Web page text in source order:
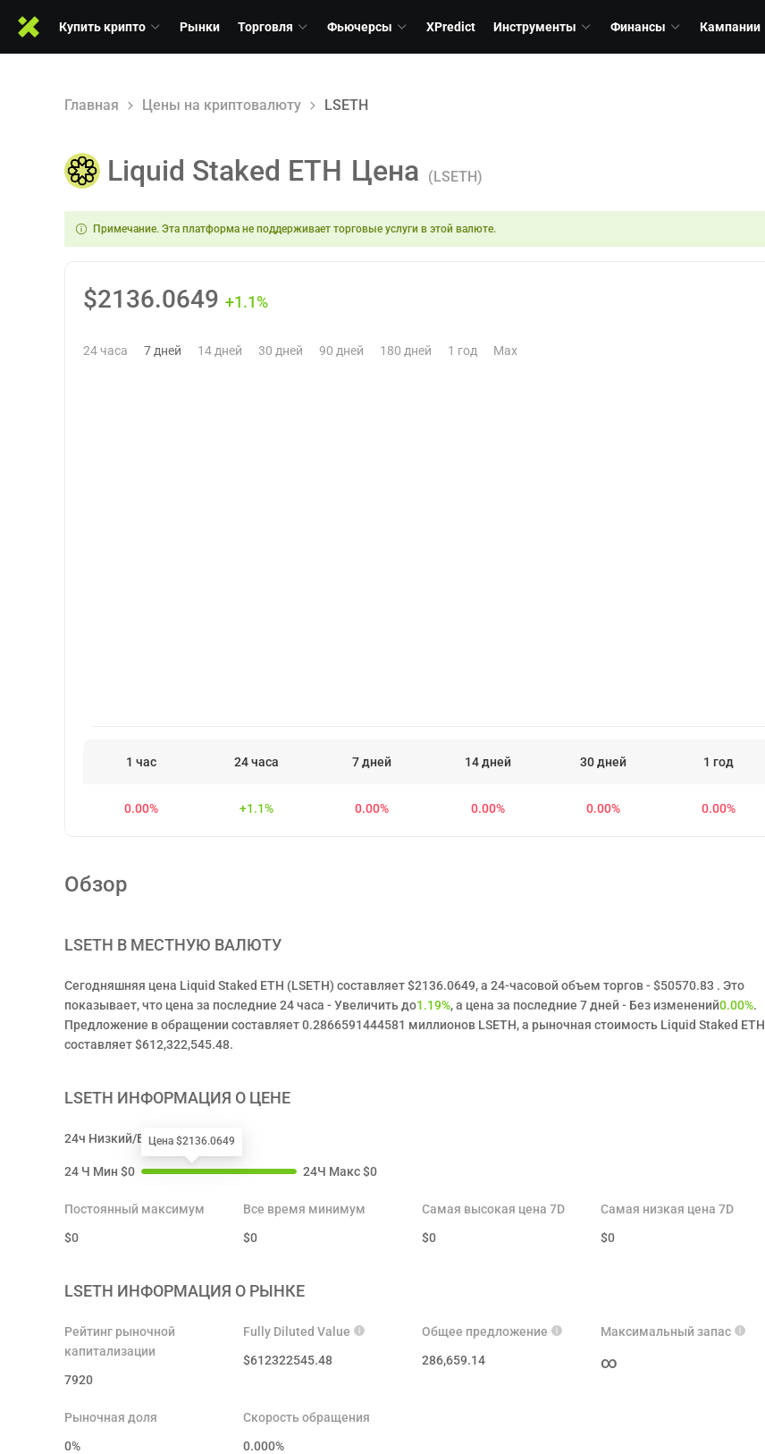
Купить крипто Рынки Торговля Фьючерсы XPredict Инструменты Финансы Кампании
Главная Цены на криптовалюту LSETH
Liquid Staked ETH Цена (LSETH)
Примечание. Эта платформа не поддерживает торговые услуги в этой валюте.
$2136.0649 +1.1%
24 часа 7 дней 14 дней 30 дней 90 дней 180 дней 1 год Max
1 час 24 часа 7 дней 14 дней 30 дней 1 год
0.00% +1.1% 0.00% 0.00% 0.00% 0.00%
Обзор
LSETH В МЕСТНУЮ ВАЛЮТУ
Сегодняшняя цена Liquid Staked ETH (LSETH) составляет $2136.0649, а 24-часовой объем торгов - $50570.83 . Это
показывает, что цена за последние 24 часа - Увеличить до1.19%, а цена за последние 7 дней - Без изменений0.00%.
Предложение в обращении составляет 0.2866591444581 миллионов LSETH, а рыночная стоимость Liquid Staked ETH
составляет $612,322,545.48.
LSETH ИНФОРМАЦИЯ О ЦЕНЕ
24ч Низкий/Высокий
24 Ч Мин $0
Цена $2136.0649
24Ч Макс$0
Постоянный максимум
$0
Все время минимум
$0
Самая высокая цена 7D
$0
Самая низкая цена 7D
$0
LSETH ИНФОРМАЦИЯ О РЫНКЕ
Рейтинг рыночной
капитализации
7920
Fully Diluted Value
$612322545.48
Общее предложение
286,659.14
Максимальный запас
∞
Рыночная доля
0%
Скорость обращения
0.000%